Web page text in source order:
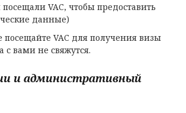
VAC, чтобы предоставить
данные)
посещайте VAC для получения визы
с вами не свяжутся.
и административный